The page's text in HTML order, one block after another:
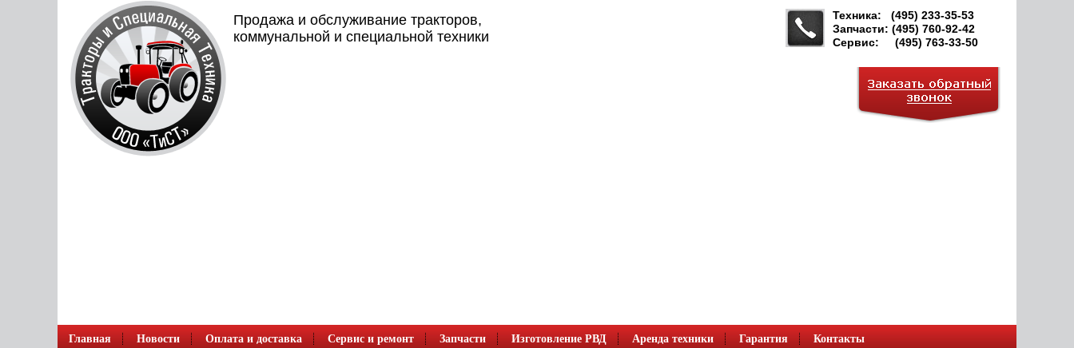
Продажа и обслуживание тракторов,
коммунальной и специальной техники
Техника: (495) 233-35-53
Запчасти: (495) 760-92-42
Сервис: (495) 763-33-50
Главная Новости Оплата и доставка Сервис и ремонт Запчасти Изготовление РВД Аренда техники Гарантия Контакты